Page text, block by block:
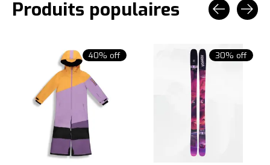
Produits populaires
40% off 30% off